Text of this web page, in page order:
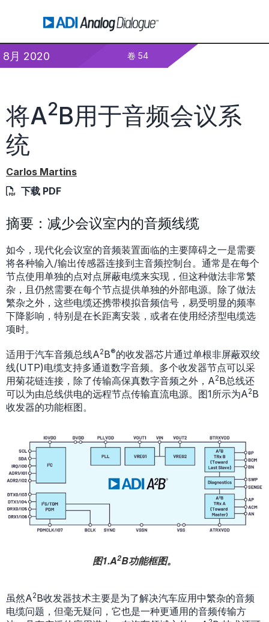
8月 2020 卷 54
将A2B用于音频会议系
统
Carlos Martins
下载 PDF
摘要：减少会议室内的音频线缆
如今，现代化会议室的音频装置面临的主要障碍之一是需要
将各种输入/输出传感器连接到主音频控制台。通常是在每个
节点使用单独的点对点屏蔽电缆来实现，但这种做法非常繁
杂，且仍然需要在每个节点提供单独的外部电源。除了做法
繁杂之外，这些电缆还携带模拟音频信号，易受明显的频率
下降影响，特别是在长距离安装，或者在使用经济型电缆选
项时。
适用于汽车音频总线A2B®的收发器芯片通过单根非屏蔽双绞
线(UTP)电缆支持多通道数字音频。多个收发器节点可以采
用菊花链连接，除了传输高保真数字音频之外，A2B总线还
可以为由总线供电的远程节点传输直流电源。图1所示为A2B
收发器的功能框图。
图1.A2B功能框图。
虽然A2B收发器技术主要是为了解决汽车应用中繁杂的音频
电缆问题，但毫无疑问，它也是一种更通用的音频传输方